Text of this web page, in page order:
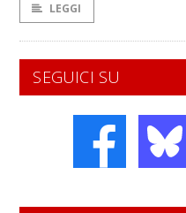
LEGGI
SEGUICI SU